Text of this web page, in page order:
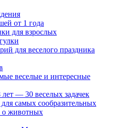
от 1 года
для взрослых
для веселого праздника
веселые и интересные
— 30 веселых задачек
самых сообразительных
о животных